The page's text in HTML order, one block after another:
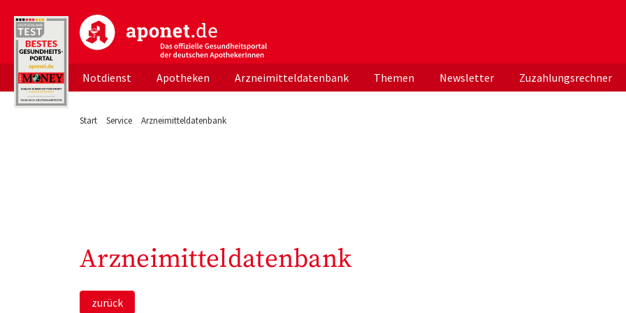
aponet.de - Das offizielle Gesundheitsportal der deutschen ApothekerInnen
Notdienst Apotheken Arzneimitteldatenbank Themen Newsletter Zuzahlungsrechner
Start Service Arzneimitteldatenbank
Arzneimitteldatenbank
zurück